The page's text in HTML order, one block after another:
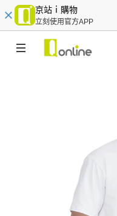
京站ｉ購物
立刻使用官方APP